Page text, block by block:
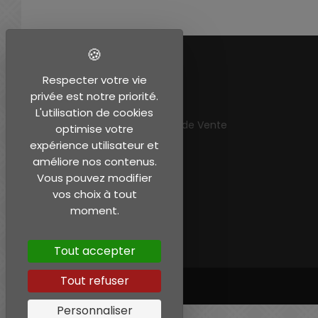
EN SAVOIR PLUS
Mentions légales
Conditions Générales de Vente
Mon compte
Respecter votre vie
privée est notre priorité.
L'utilisation de cookies
optimise votre
expérience utilisateur et
améliore nos contenus.
Vous pouvez modifier
vos choix à tout
moment.
Tout accepter
Tout refuser
Personnaliser